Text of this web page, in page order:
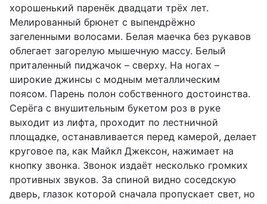
хорошенький паренёк двадцати трёх лет.
Мелированный брюнет с выпендрёжно
загеленными волосами. Белая маечка без рукавов
облегает загорелую мышечную массу. Белый
приталенный пиджачок – сверху. На ногах –
широкие джинсы с модным металлическим
поясом. Парень полон собственного достоинства.
Серёга с внушительным букетом роз в руке
выходит из лифта, проходит по лестничной
площадке, останавливается перед камерой, делает
круговое па, как Майкл Джексон, нажимает на
кнопку звонка. Звонок издаёт несколько громких
противных звуков. За спиной видно соседскую
дверь, глазок которой сначала пропускает свет, но